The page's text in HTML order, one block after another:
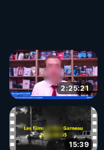
2:25:21
15:39